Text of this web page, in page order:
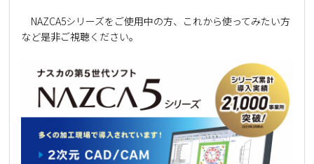
NAZCA5シリーズをご使用中の方、これから使ってみたい方
など是非ご視聴ください。